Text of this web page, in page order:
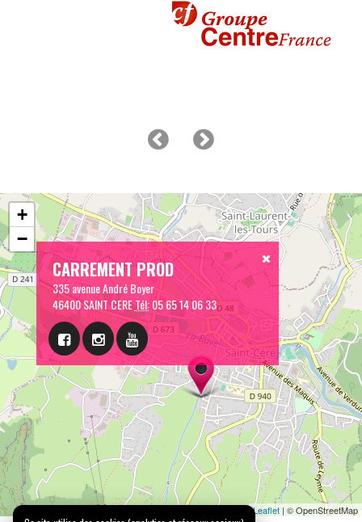
CARREMENT PROD
335 avenue André Boyer
46400 SAINT CERETél:05 65 14 06 33
+
−
Leaflet | © OpenStreetMap